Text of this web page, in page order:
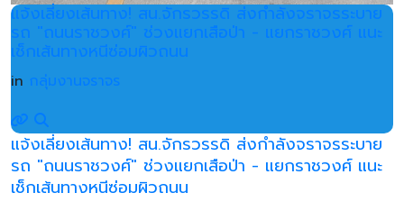
แจ้งเลี่ยงเส้นทาง! สน.จักรวรรดิ ส่งกำลังจราจรระบาย
รถ "ถนนราชวงศ์" ช่วงแยกเสือป่า - แยกราชวงศ์ แนะ
เช็กเส้นทางหนีซ่อมผิวถนน
in กลุ่มงานจราจร
แจ้งเลี่ยงเส้นทาง! สน.จักรวรรดิ ส่งกำลังจราจรระบาย
รถ "ถนนราชวงศ์" ช่วงแยกเสือป่า - แยกราชวงศ์ แนะ
เช็กเส้นทางหนีซ่อมผิวถนน